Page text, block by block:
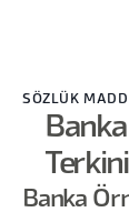
SÖZLÜK
Banka